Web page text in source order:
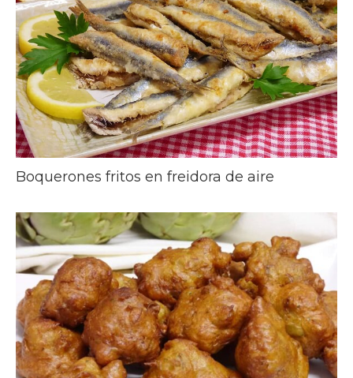
Boquerones fritos en freidora de aire